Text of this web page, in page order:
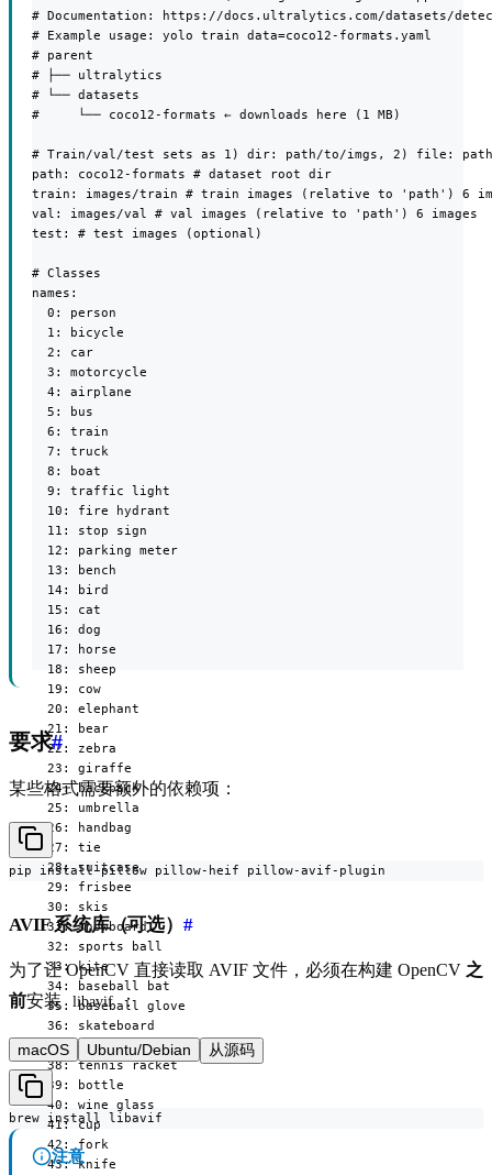
# Documentation: https://docs.ultralytics.com/datasets/
# Example usage: yolo train data=coco12-formats.yaml
# parent
# ├── ultralytics
# └── datasets
#     └── coco12-formats ← downloads here (1 MB)
# Train/val/test sets as 1) dir: path/to/imgs, 2) file:
path: coco12-formats # dataset root dir
train: images/train # train images (relative to 'path') 6
val: images/val # val images (relative to 'path') 6 images
test: # test images (optional)
# Classes
names:
  0: person
  1: bicycle
  2: car
  3: motorcycle
  4: airplane
  5: bus
  6: train
  7: truck
  8: boat
  9: traffic light
  10: fire hydrant
  11: stop sign
  12: parking meter
  13: bench
  14: bird
  15: cat
  16: dog
  17: horse
  18: sheep
  19: cow
  20: elephant
  21: bear
  22: zebra
  23: giraffe
  24: backpack
  25: umbrella
  26: handbag
  27: tie
  28: suitcase
  29: frisbee
  30: skis
  31: snowboard
  32: sports ball
  33: kite
  34: baseball bat
  35: baseball glove
  36: skateboard
  37: surfboard
  38: tennis racket
  39: bottle
  40: wine glass
  41: cup
  42: fork
  43: knife
要求#
某些格式需要额外的依赖项：
pip install pillow pillow-heif pillow-avif-plugin
AVIF 系统库（可选） #
为了让 OpenCV 直接读取 AVIF 文件，必须在构建 OpenCV 之
前安装 libavif ：
macOS Ubuntu/Debian 从源码
brew install libavif
注意